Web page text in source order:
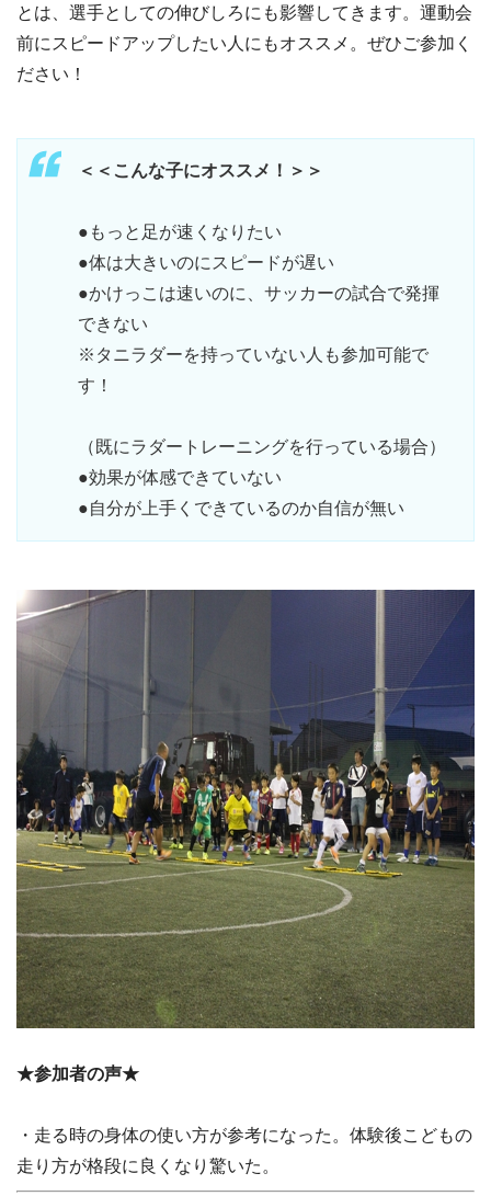
とは、選手としての伸びしろにも影響してきます。運動会
前にスピードアップしたい人にもオススメ。ぜひご参加く
ださい！
＜＜こんな子にオススメ！＞＞
●もっと足が速くなりたい
●体は大きいのにスピードが遅い
●かけっこは速いのに、サッカーの試合で発揮
できない
※タニラダーを持っていない人も参加可能で
す！
（既にラダートレーニングを行っている場合）
●効果が体感できていない
●自分が上手くできているのか自信が無い
★参加者の声★
・走る時の身体の使い方が参考になった。体験後こどもの
走り方が格段に良くなり驚いた。